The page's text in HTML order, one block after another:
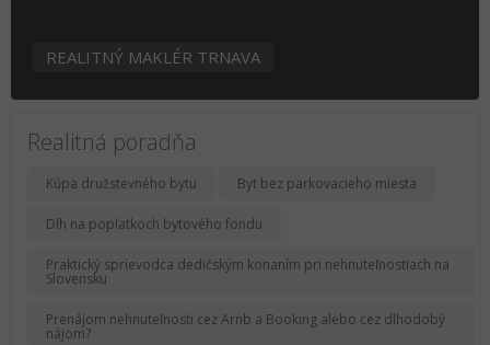
REALITNÝ MAKLÉR TRNAVA
Realitná poradňa
Kúpa družstevného bytu Byt bez parkovacieho miesta
Dlh na poplatkoch bytového fondu
Praktický sprievodca dedičským konaním pri nehnuteľnostiach na
Slovensku
Prenájom nehnuteľnosti cez Arnb a Booking alebo cez dlhodobý
nájom?